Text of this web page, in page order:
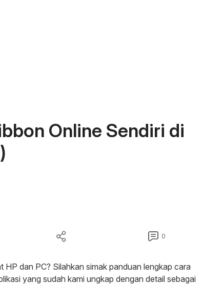
Online Sendiri di
0
dan PC? Silahkan simak panduan lengkap cara
yang sudah kami ungkap dengan detail sebagai